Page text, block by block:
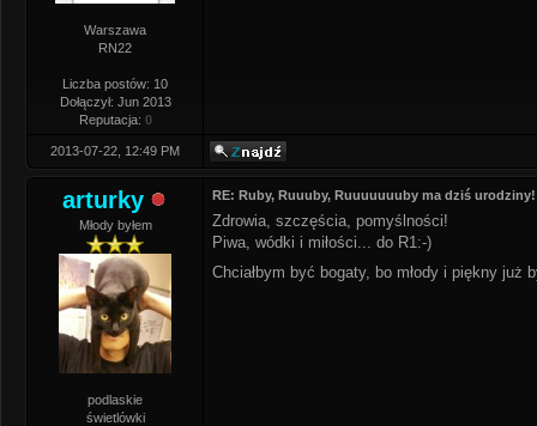
Warszawa
RN22
Liczba postów: 10
Dołączył: Jun 2013
Reputacja: 0
2013-07-22, 12:49 PM
arturky
Młody byłem
podlaskie
świetlówki
RE: Ruby, Ruuuby, Ruuuuuuuby ma dziś
Zdrowia, szczęścia, pomyślności!
Piwa, wódki i miłości... do R1:-)
Chciałbym być bogaty, bo młody i piękny już